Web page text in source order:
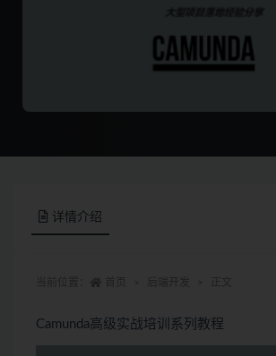
详情介绍
Camunda高级实战培训系列教程